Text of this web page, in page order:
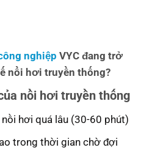
nghiệp VYC đang trở
nồi hơi truyền thống?
nồi hơi truyền thống
nồi hơi quá lâu (30-60 phút)
trong thời gian chờ đợi